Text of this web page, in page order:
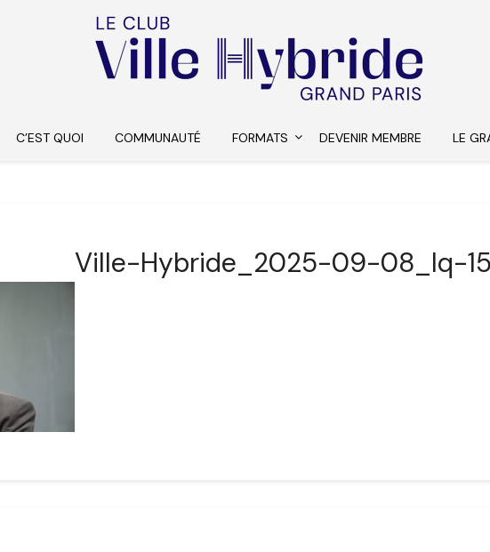
C’EST QUOI COMMUNAUTÉ FORMATS DEVENIR MEMBRE LE
Ville-Hybride_2025-09-08_lq-